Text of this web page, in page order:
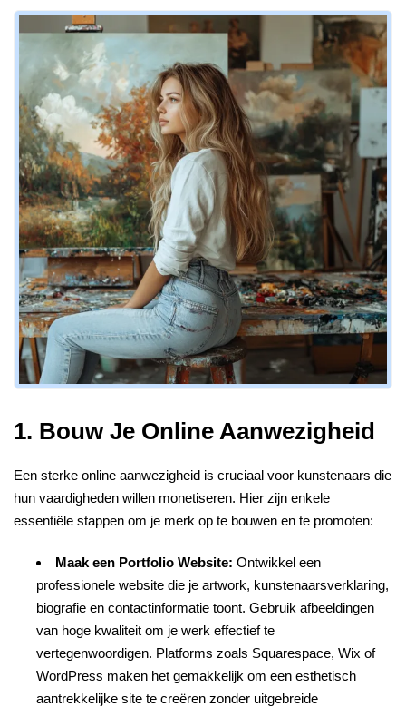
1. Bouw Je Online Aanwezigheid
Een sterke online aanwezigheid is cruciaal voor kunstenaars die
hun vaardigheden willen monetiseren. Hier zijn enkele
essentiële stappen om je merk op te bouwen en te promoten:
Maak een Portfolio Website: Ontwikkel een
professionele website die je artwork, kunstenaarsverklaring,
biografie en contactinformatie toont. Gebruik afbeeldingen
van hoge kwaliteit om je werk effectief te
vertegenwoordigen. Platforms zoals Squarespace, Wix of
WordPress maken het gemakkelijk om een esthetisch
aantrekkelijke site te creëren zonder uitgebreide